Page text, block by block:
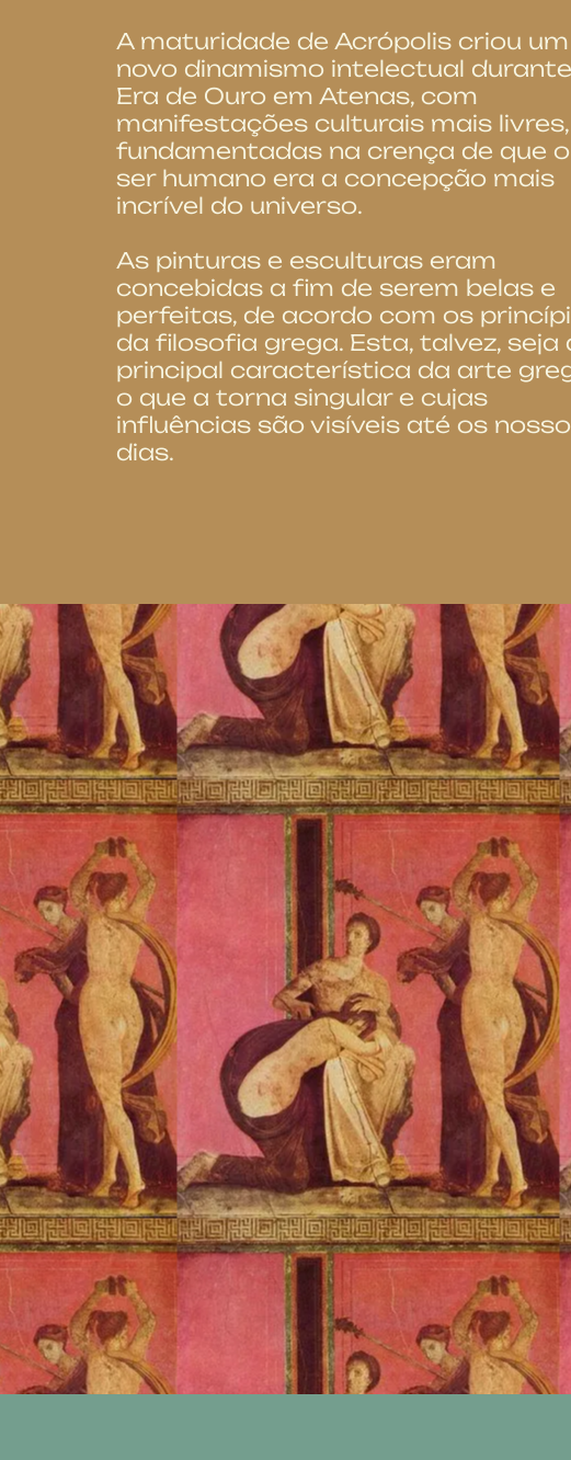
A maturidade de Acrópolis criou um
novo dinamismo intelectual
Era de Ouro em Atenas, com
manifestações culturais mais livres,
fundamentadas na crença de que o
ser humano era a concepção mais
incrível do universo.
As pinturas e esculturas eram
concebidas a fim de serem belas e
perfeitas, de acordo com os
da filosofia grega. Esta, talvez, seja
principal característica da arte
o que a torna singular e cujas
influências são visíveis até os
dias.